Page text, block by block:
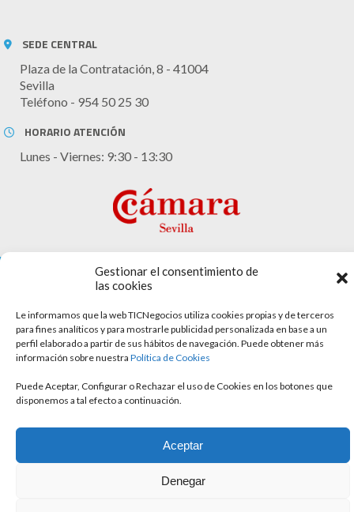
Gestionar el consentimiento de
las cookies
Le informamos que la web TICNegocios utiliza cookies propias y de terceros
para fines analíticos y para mostrarle publicidad personalizada en base a un
perfil elaborado a partir de sus hábitos de navegación. Puede obtener más
información sobre nuestra Política de Cookies
Puede Aceptar, Configurar o Rechazar el uso de Cookies en los botones que
disponemos a tal efecto a continuación.
Aceptar
Denegar
SEDE CENTRAL
Plaza de la Contratación, 8 - 41004
Sevilla
Teléfono - 954 50 25 30
HORARIO ATENCIÓN
Lunes - Viernes: 9:30 - 13:30
Política de cookies
Política de privacidad